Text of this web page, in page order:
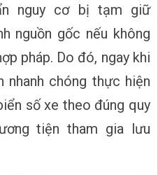
nguy cơ bị tạm giữ
nguồn gốc nếu không
pháp. Do đó, ngay khi
nhanh chóng thực hiện
số xe theo đúng quy
tiện tham gia lưu